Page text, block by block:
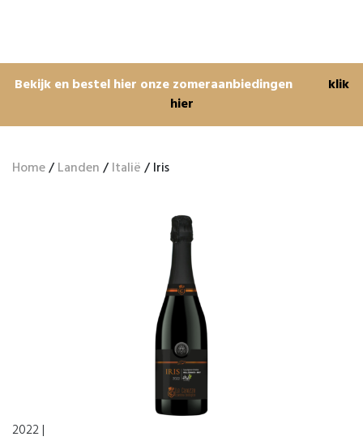
Bekijk en bestel hier onze zomeraanbiedingen
klik
hier
Home/Landen/Italië/ Iris
2022 |